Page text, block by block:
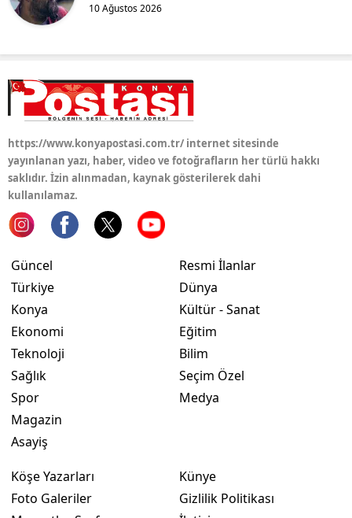
10 Ağustos 2026
https://www.konyapostasi.com.tr/ internet sitesinde
yayınlanan yazı, haber, video ve fotoğrafların her türlü hakkı
saklıdır. İzin alınmadan, kaynak gösterilerek dahi
kullanılamaz.
Güncel
Türkiye
Konya
Ekonomi
Teknoloji
Sağlık
Spor
Magazin
Asayiş
Resmi İlanlar
Dünya
Kültür - Sanat
Eğitim
Bilim
Seçim Özel
Medya
Köşe Yazarları
Foto Galeriler
Künye
Gizlilik Politikası